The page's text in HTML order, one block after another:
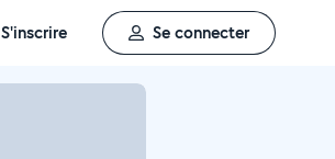
S'inscrire Se connecter